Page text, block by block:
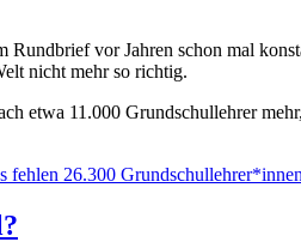
Rundbrief vor Jahren schon mal
nicht mehr so richtig.
etwa 11.000 Grundschullehrer
fehlen 26.300